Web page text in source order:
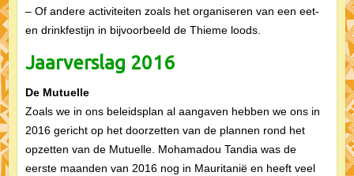
– Of andere activiteiten zoals het organiseren van een eet-
en drinkfestijn in bijvoorbeeld de Thieme loods.
Jaarverslag 2016
De Mutuelle
Zoals we in ons beleidsplan al aangaven hebben we ons in
2016 gericht op het doorzetten van de plannen rond het
opzetten van de Mutuelle. Mohamadou Tandia was de
eerste maanden van 2016 nog in Mauritanië en heeft veel